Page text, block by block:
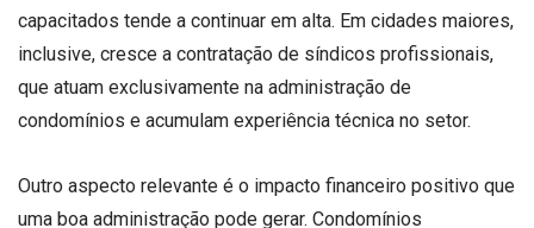
capacitados tende a continuar em alta. Em cidades maiores,
inclusive, cresce a contratação de síndicos profissionais,
que atuam exclusivamente na administração de
condomínios e acumulam experiência técnica no setor.
Outro aspecto relevante é o impacto financeiro positivo que
uma boa administração pode gerar. Condomínios